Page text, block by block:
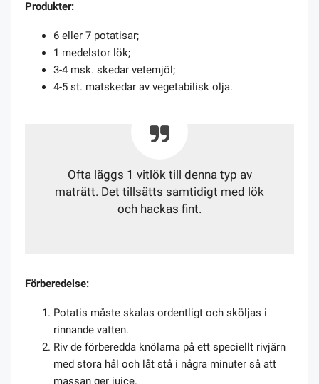
Produkter:
6 eller 7 potatisar;
1 medelstor lök;
3-4 msk. skedar vetemjöl;
4-5 st. matskedar av vegetabilisk olja.
Ofta läggs 1 vitlök till denna typ av
maträtt. Det tillsätts samtidigt med lök
och hackas fint.
Förberedelse:
Potatis måste skalas ordentligt och sköljas i
rinnande vatten.
Riv de förberedda knölarna på ett speciellt rivjärn
med stora hål och låt stå i några minuter så att
massan ger juice.